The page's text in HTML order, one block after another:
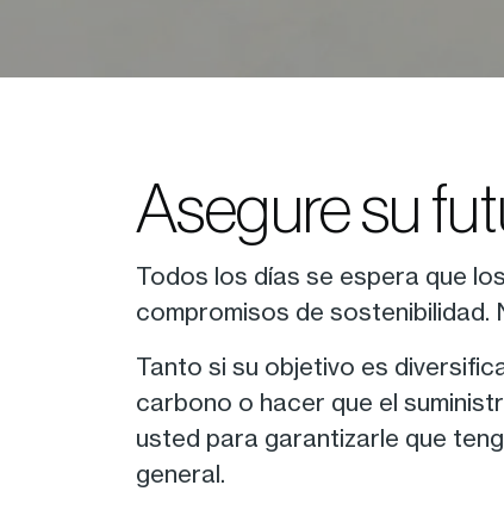
Asegure su
Todos los días se espera que
compromisos de sostenibilidad.
Tanto si su objetivo es
carbono o hacer que el
usted para garantizarle que
general.